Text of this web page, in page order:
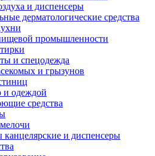
и диспенсеры
дерматологические средства
промышленности
и спецодежда
и грызунов
и одеждой
средства
канцелярские и диспенсеры